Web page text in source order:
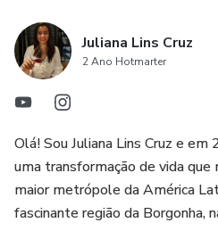
Juliana Lins Cruz
2 Ano Hotmarter
Olá! Sou Juliana Lins Cruz e
uma transformação de vida que
maior metrópole da América
fascinante região da Borgonha,